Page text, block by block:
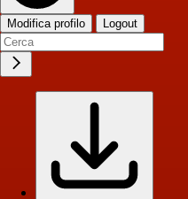
Modifica profilo Logout